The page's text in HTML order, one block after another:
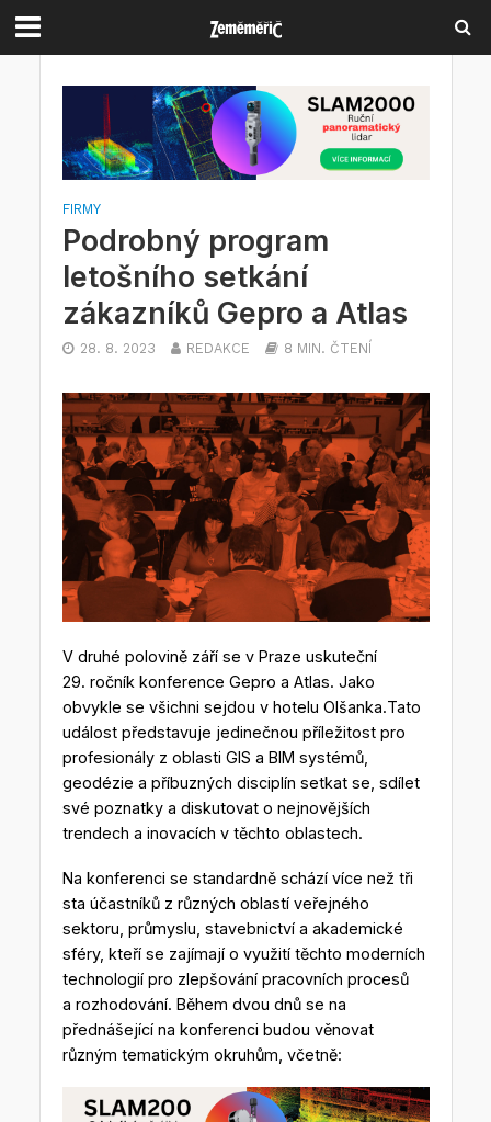
FIRMY
Podrobný program
letošního setkání
zákazníků Gepro a Atlas
28. 8. 2023 REDAKCE 8 MIN. ČTENÍ
V druhé polovině září se v Praze uskuteční
29. ročník konference Gepro a Atlas. Jako
obvykle se všichni sejdou v hotelu Olšanka.Tato
událost představuje jedinečnou příležitost pro
profesionály z oblasti GIS a BIM systémů,
geodézie a příbuzných disciplín setkat se, sdílet
své poznatky a diskutovat o nejnovějších
trendech a inovacích v těchto oblastech.
Na konferenci se standardně schází více než tři
sta účastníků z různých oblastí veřejného
sektoru, průmyslu, stavebnictví a akademické
sféry, kteří se zajímají o využití těchto moderních
technologií pro zlepšování pracovních procesů
a rozhodování. Během dvou dnů se na
přednášející na konferenci budou věnovat
různým tematickým okruhům, včetně: